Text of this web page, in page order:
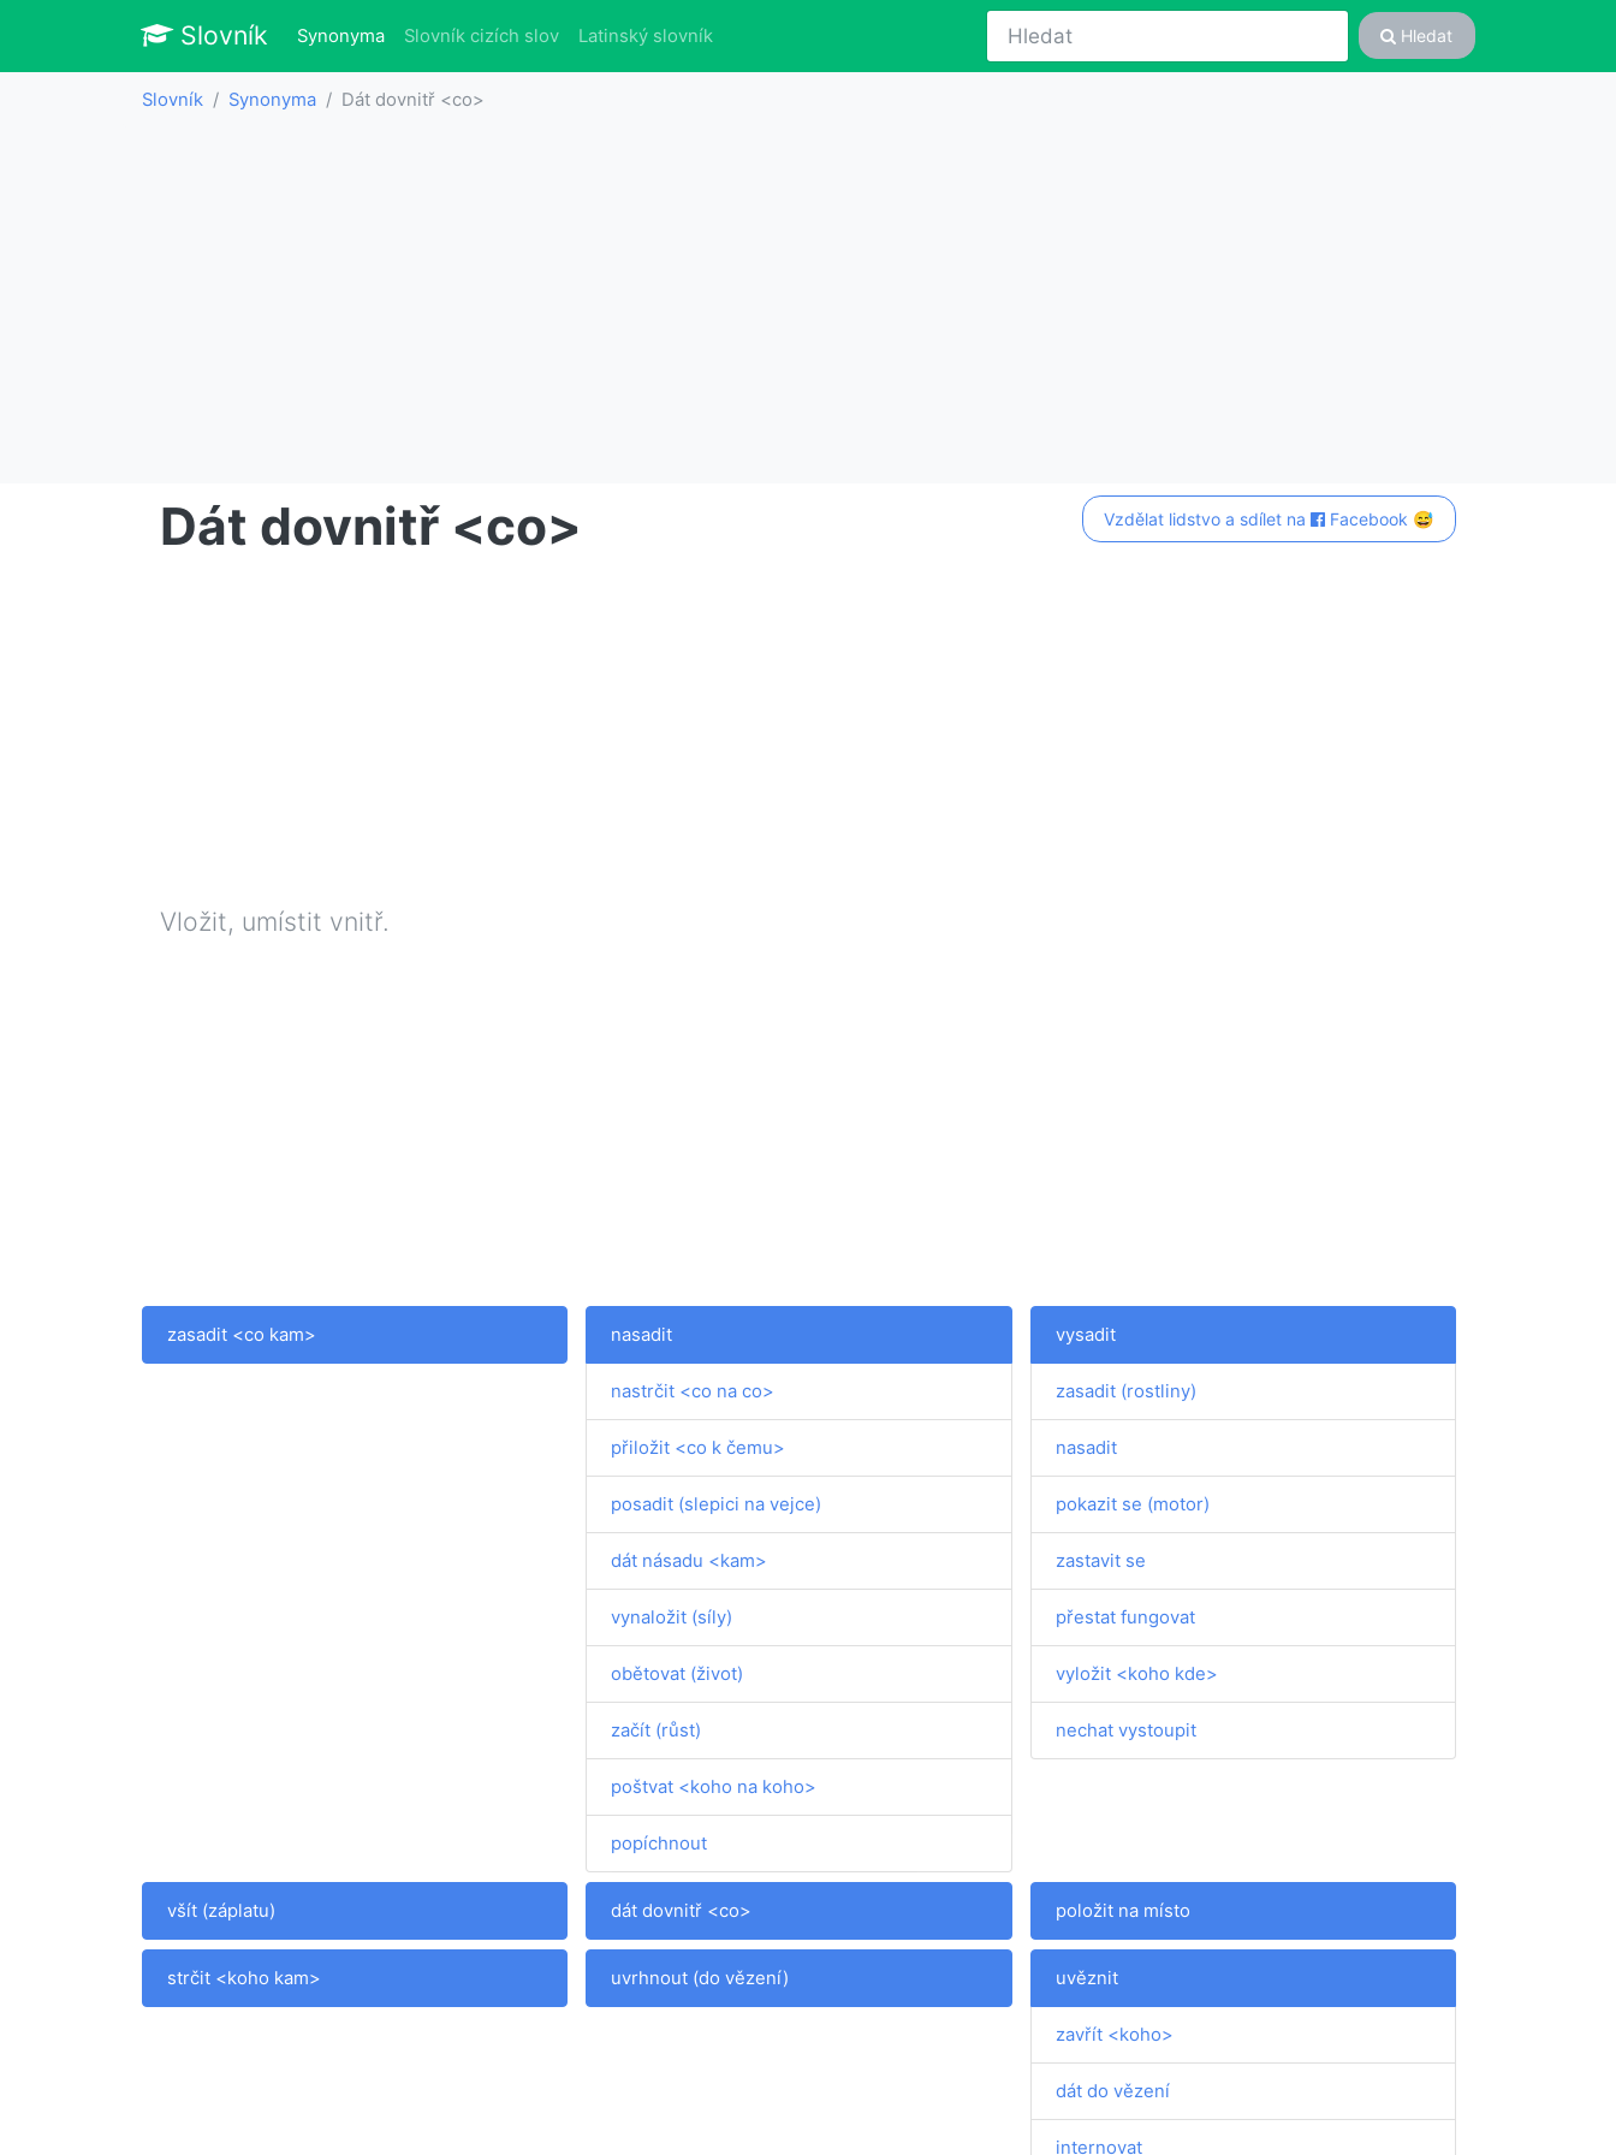
Slovník Slovník
Synonyma(aktuálně)
Slovník cizích slov Latinský slovník Hledat
Slovník Synonyma Dát dovnitř <co>
Vzdělat lidstvo a sdílet na Facebook 😅
Dát dovnitř <co>
Vložit, umístit vnitř.
zasadit <co kam> nasadit
nastrčit <co na co>
přiložit <co k čemu>
posadit (slepici na vejce)
dát násadu <kam>
vynaložit (síly)
obětovat (život)
začít (růst)
poštvat <koho na koho>
popíchnout
vysadit
zasadit (rostliny)
nasadit
pokazit se (motor)
zastavit se
přestat fungovat
vyložit <koho kde>
nechat vystoupit
všít (záplatu) dát dovnitř <co> položit na místo
strčit <koho kam> uvrhnout (do vězení) uvěznit
zavřít <koho>
dát do vězení
internovat